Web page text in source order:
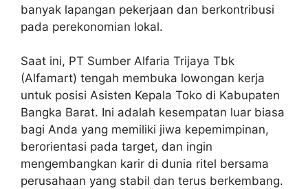
banyak lapangan pekerjaan dan berkontribusi
pada perekonomian lokal.
Saat ini, PT Sumber Alfaria Trijaya Tbk
(Alfamart) tengah membuka lowongan kerja
untuk posisi Asisten Kepala Toko di Kabupaten
Bangka Barat. Ini adalah kesempatan luar biasa
bagi Anda yang memiliki jiwa kepemimpinan,
berorientasi pada target, dan ingin
mengembangkan karir di dunia ritel bersama
perusahaan yang stabil dan terus berkembang.